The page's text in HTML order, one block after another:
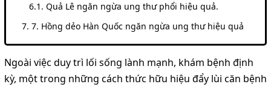
Quả Lê ngăn ngừa ung thư phổi hiệu quả.
7. Hồng dẻo Hàn Quốc ngăn ngừa ung thư hiệu quả
Ngoài việc duy trì lối sống lành mạnh, khám bệnh định
kỳ, một trong những cách thức hữu hiệu đẩy lùi căn bệnh